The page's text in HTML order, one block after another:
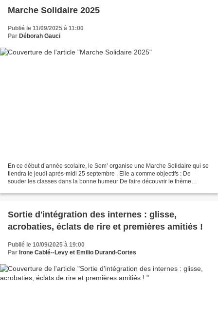
Marche Solidaire 2025
Publié le 11/09/2025 à 11:00
Par Déborah Gauci
En ce début d’année scolaire, le Sem’ organise une Marche Solidaire qui se
tiendra le jeudi après-midi 25 septembre . Elle a comme objectifs : De
souder les classes dans la bonne humeur De faire découvrir le thème
Sortie d'intégration des internes : glisse,
acrobaties, éclats de rire et premières amitiés !
Publié le 10/09/2025 à 19:00
Par Irone Cablé--Levy et Emilio Durand-Cortes